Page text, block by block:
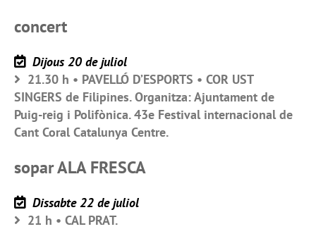
concert
Dijous 20 de juliol
21.30 h • PAVELLÓ D’ESPORTS • COR UST
SINGERS de Filipines. Organitza: Ajuntament de
Puig-reig i Polifònica. 43e Festival internacional de
Cant Coral Catalunya Centre.
sopar ALA FRESCA
Dissabte 22 de juliol
21 h • CAL PRAT.